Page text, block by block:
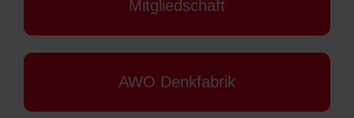
Mitgliedschaft
AWO Denkfabrik